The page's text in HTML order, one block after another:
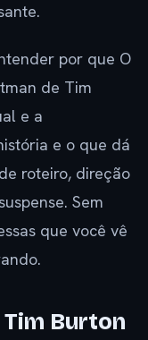
por que O
de Tim
e a
e o que dá
roteiro, direção
Sem
que você vê
Burton